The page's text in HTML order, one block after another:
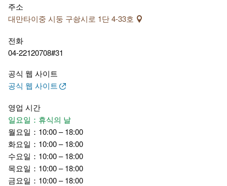
주소
대만타이중 시둥 구솽시로 1단 4-33호
전화
04-22120708#31
공식 웹 사이트
공식 웹 사이트
영업 시간
일요일：휴식의 날
월요일：10:00 – 18:00
화요일：10:00 – 18:00
수요일：10:00 – 18:00
목요일：10:00 – 18:00
금요일：10:00 – 18:00